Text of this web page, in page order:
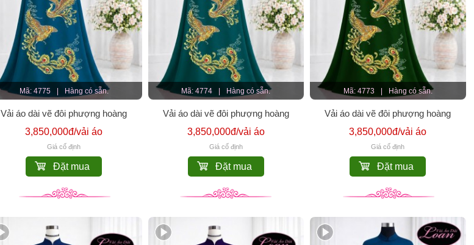
Mã: 4775 Hàng có sẵn.
Vải áo dài vẽ đôi phượng hoàng
3,850,000đ/vải áo
Giá cố định
Đặt mua
Mã: 4774 Hàng có sẵn.
Vải áo dài vẽ đôi phượng hoàng
3,850,000đ/vải áo
Giá cố định
Đặt mua
Mã: 4773 Hàng có sẵn.
Vải áo dài vẽ đôi phượng hoàng
3,850,000đ/vải áo
Giá cố định
Đặt mua